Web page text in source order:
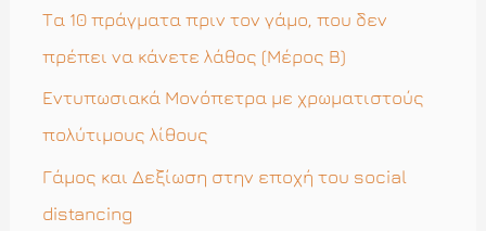
Τα 10 πράγματα πριν τον γάμο, που δεν
πρέπει να κάνετε λάθος (Μέρος Β)
Εντυπωσιακά Μονόπετρα με χρωματιστούς
πολύτιμους λίθους
Γάμος και Δεξίωση στην εποχή του social
distancing